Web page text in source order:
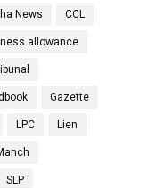
News CCL
allowance
Gazette
LPC Lien
SLP